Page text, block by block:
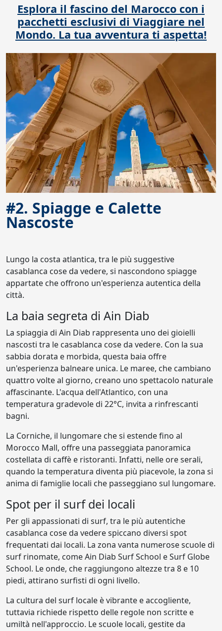
Esplora il fascino del Marocco con i
pacchetti esclusivi di Viaggiare nel
Mondo. La tua avventura ti aspetta!
#2. Spiagge e Calette
Nascoste
Lungo la costa atlantica, tra le più suggestive
casablanca cose da vedere, si nascondono spiagge
appartate che offrono un'esperienza autentica della
città.
La baia segreta di Ain Diab
La spiaggia di Ain Diab rappresenta uno dei gioielli
nascosti tra le casablanca cose da vedere. Con la sua
sabbia dorata e morbida, questa baia offre
un'esperienza balneare unica. Le maree, che cambiano
quattro volte al giorno, creano uno spettacolo naturale
affascinante. L'acqua dell'Atlantico, con una
temperatura gradevole di 22°C, invita a rinfrescanti
bagni.
La Corniche, il lungomare che si estende fino al
Morocco Mall, offre una passeggiata panoramica
costellata di caffè e ristoranti. Infatti, nelle ore serali,
quando la temperatura diventa più piacevole, la zona si
anima di famiglie locali che passeggiano sul lungomare.
Spot per il surf dei locali
Per gli appassionati di surf, tra le più autentiche
casablanca cose da vedere spiccano diversi spot
frequentati dai locali. La zona vanta numerose scuole di
surf rinomate, come Ain Diab Surf School e Surf Globe
School. Le onde, che raggiungono altezze tra 8 e 10
piedi, attirano surfisti di ogni livello.
La cultura del surf locale è vibrante e accogliente,
tuttavia richiede rispetto delle regole non scritte e
umiltà nell'approccio. Le scuole locali, gestite da